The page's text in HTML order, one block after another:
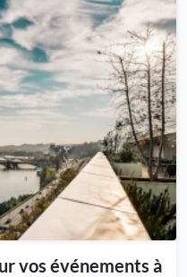
vos événements à